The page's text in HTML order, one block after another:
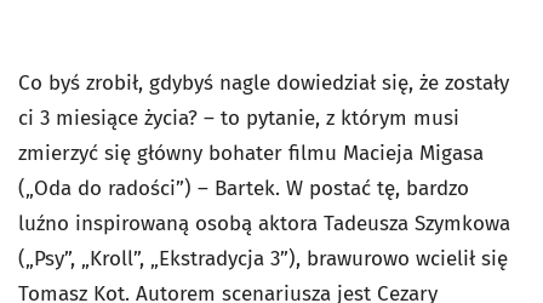
Co byś zrobił, gdybyś nagle dowiedział się, że zostały
ci 3 miesiące życia? – to pytanie, z którym musi
zmierzyć się główny bohater filmu Macieja Migasa
(„Oda do radości”) – Bartek. W postać tę, bardzo
luźno inspirowaną osobą aktora Tadeusza Szymkowa
(„Psy”, „Kroll”, „Ekstradycja 3”), brawurowo wcielił się
Tomasz Kot. Autorem scenariusza jest Cezary